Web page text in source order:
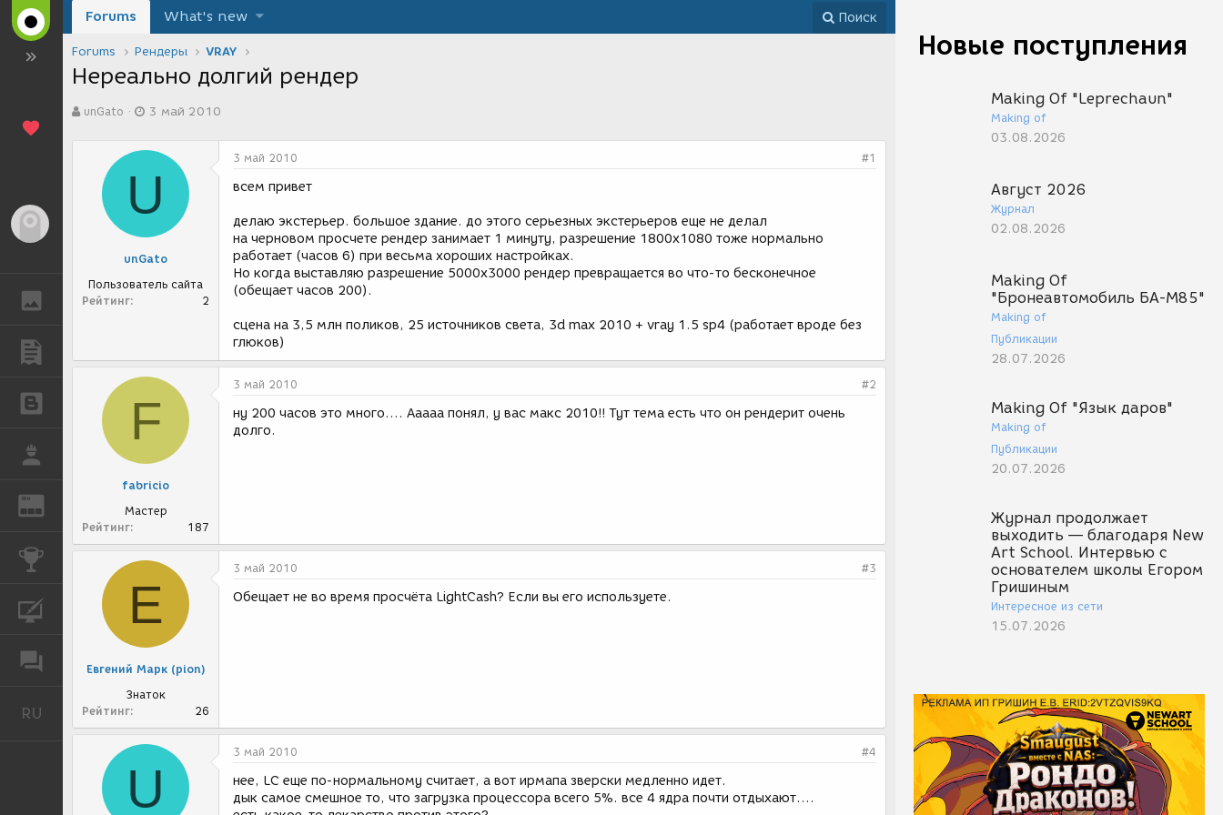
ГАЛЕРЕЯ
БЛОГИ
РАБОТА
REN
КУРСЫ
RU Русский
Новые поступления
Making Of "Leprechaun"
Making of
03.08.2026
Август 2026
Журнал
02.08.2026
Making Of
"Бронеавтомобиль БА-М85"
Making of
Публикации
28.07.2026
Making Of "Язык даров"
Making of
Публикации
20.07.2026
Журнал продолжает
выходить — благодаря New
Art School. Интервью с
основателем школы Егором
Гришиным
Интересное из сети
15.07.2026
Forums What's new Поиск
Forums Рендеры VRAY
Нереально долгий рендер
в
unGato
а
а
д
и
я
3 май 2010
U
unGato
Пользователь сайта
Рейтинг
2
3 май 2010 #1
всем привет
делаю экстерьер. большое здание. до этого серьезных экстерьеров еще не делал
на черновом просчете рендер занимает 1 минуту, разрешение 1800х1080 тоже нормально
работает (часов 6) при весьма хороших настройках.
Но когда выставляю разрешение 5000х3000 рендер превращается во что-то бесконечное
(обещает часов 200).
сцена на 3,5 млн поликов, 25 источников света, 3d max 2010 + vray 1.5 sp4 (работает вроде без
глюков)
F
fabricio
Мастер
Рейтинг
187
3 май 2010 #2
ну 200 часов это много.... Ааааа понял, у вас макс 2010!! Тут тема есть что он рендерит очень
долго.
Е
Евгений Марк (pion)
Знаток
Рейтинг
26
3 май 2010 #3
Обещает не во время просчёта LightCash? Если вы его используете.
U
3 май 2010 #4
нее, LC еще по-нормальному считает, а вот ирмапа зверски медленно идет.
дык самое смешное то, что загрузка процессора всего 5%. все 4 ядра почти отдыхают....